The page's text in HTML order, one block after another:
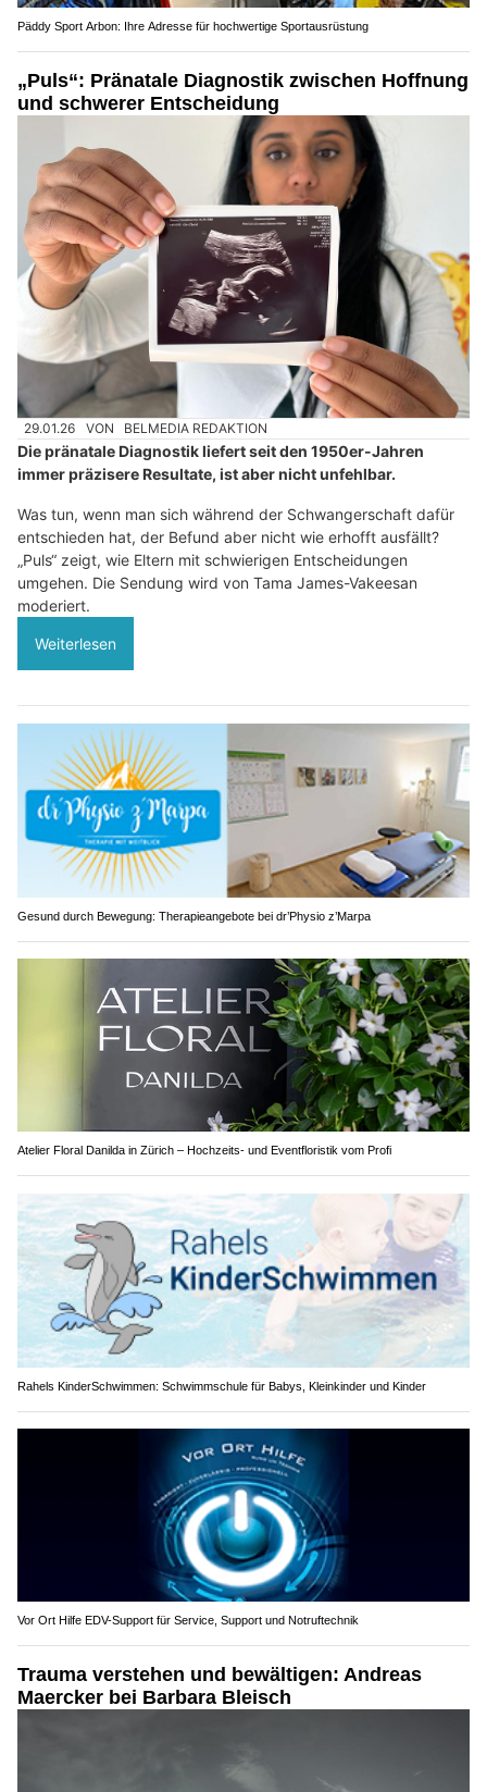
Päddy Sport Arbon: Ihre Adresse für hochwertige Sportausrüstung
„Puls“: Pränatale Diagnostik zwischen Hoffnung
und schwerer Entscheidung
29.01.26 VON BELMEDIA REDAKTION
Die pränatale Diagnostik liefert seit den 1950er-Jahren
immer präzisere Resultate, ist aber nicht unfehlbar.
Was tun, wenn man sich während der Schwangerschaft dafür
entschieden hat, der Befund aber nicht wie erhofft ausfällt?
„Puls“ zeigt, wie Eltern mit schwierigen Entscheidungen
umgehen. Die Sendung wird von Tama James-Vakeesan
moderiert.
Weiterlesen
Gesund durch Bewegung: Therapieangebote bei dr’Physio z’Marpa
Atelier Floral Danilda in Zürich – Hochzeits- und Eventfloristik vom Profi
Rahels KinderSchwimmen: Schwimmschule für Babys, Kleinkinder und Kinder
Vor Ort Hilfe EDV-Support für Service, Support und Notruftechnik
Trauma verstehen und bewältigen: Andreas
Maercker bei Barbara Bleisch